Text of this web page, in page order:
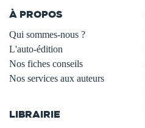
À PROPOS
Qui sommes-nous ?
L'auto-édition
Nos fiches conseils
Nos services aux auteurs
LIBRAIRIE